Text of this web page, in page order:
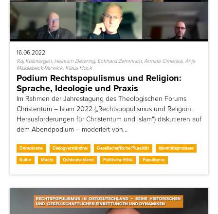
16.06.2022
Raj Kollmorgen, Heinrich Detering, Eckhard Zemmrich, Armina Omerika, Anja
Middelbeck-Varwick, Klaus Hock
Podium Rechtspopulismus und Religion:
Sprache, Ideologie und Praxis
Im Rahmen der Jahrestagung des Theologischen Forums
Christentum – Islam 2022 („Rechtspopulismus und Religion.
Herausforderungen für Christentum und Islam“) diskutieren auf
dem Abendpodium – moderiert von…
Demokratie Dialogverständnis Gesellschaftliche Pluralität
Identitätsprozesse
Kultur
Macht Ostdeutschland Politische Ethik Populismus